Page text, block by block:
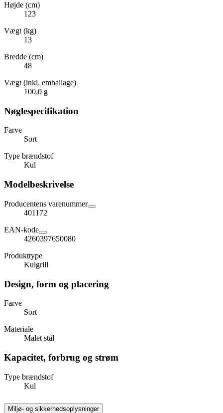
Højde (cm)
123
Vægt (kg)
13
Bredde (cm)
48
Vægt (inkl. emballage)
100,0 g
Nøglespecifikation
Farve
Sort
Type brændstof
Kul
Modelbeskrivelse
Producentens varenummer
401172
EAN-kode
4260397650080
Produkttype
Kulgrill
Design, form og placering
Farve
Sort
Materiale
Malet stål
Kapacitet, forbrug og strøm
Type brændstof
Kul
Miljø- og sikkerhedsoplysninger